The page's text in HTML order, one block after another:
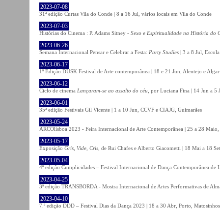
2023-07-08
31ª edição Curtas Vila do Conde | 8 a 16 Jul, vários locais em Vila do Conde
2023-07-03
Histórias do Cinema : P. Adams Sitney - Sexo e Espiritualidade na História do
2023-06-26
Semana Internacional Pensar e Celebrar a Festa: Party Studies | 3 a 8 Jul,
2023-06-17
1ª Edição DUSK Festival de Arte contemporânea | 18 e 21 Jun, Alentejo e
2023-06-12
Ciclo de cinema Lançaram-se ao assalto do céu , por Luciana Fina | 14 Jun a 5
2023-06-01
35ª edição Festivais Gil Vicente | 1 a 10 Jun, CCVF e CIAJG, Guimarães
2023-05-24
ARCOlisboa 2023 - Feira Internacional de Arte Contemporânea | 25 a 28
2023-05-17
Exposição Gris, Vide, Cris , de Rui Chafes e Alberto Giacometti | 18 Mai a 18
2023-05-04
4ª edição Cumplicidades – Festival Internacional de Dança Contemporânea
2023-04-25
3ª edição TRANSBORDA - Mostra Internacional de Artes Performativas de
2023-04-10
7.ª edição DDD – Festival Dias da Dança 2023 | 18 a 30 Abr, Porto,